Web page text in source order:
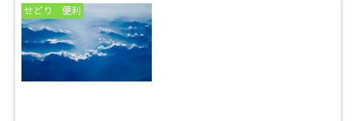
の方が高く売れるもの
せどり 便利